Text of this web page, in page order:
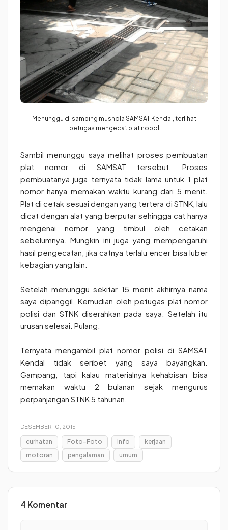
Menunggu di samping mushola SAMSAT Kendal, terlihat
petugas mengecat plat nopol
Sambil menunggu saya melihat proses pembuatan
plat nomor di SAMSAT tersebut. Proses
pembuatanya juga ternyata tidak lama untuk 1 plat
nomor hanya memakan waktu kurang dari 5 menit.
Plat di cetak sesuai dengan yang tertera di STNK, lalu
dicat dengan alat yang berputar sehingga cat hanya
mengenai nomor yang timbul oleh cetakan
sebelumnya. Mungkin ini juga yang mempengaruhi
hasil pengecatan, jika catnya terlalu encer bisa luber
kebagian yang lain.
Setelah menunggu sekitar 15 menit akhirnya nama
saya dipanggil. Kemudian oleh petugas plat nomor
polisi dan STNK diserahkan pada saya. Setelah itu
urusan selesai. Pulang.
Ternyata mengambil plat nomor polisi di SAMSAT
Kendal tidak seribet yang saya bayangkan.
Gampang, tapi kalau materialnya kehabisan bisa
memakan waktu 2 bulanan sejak mengurus
perpanjangan STNK 5 tahunan.
DESEMBER 10, 2015
curhatan Foto-Foto Info
kerjaan
motoran
pengalaman umum
4 Komentar